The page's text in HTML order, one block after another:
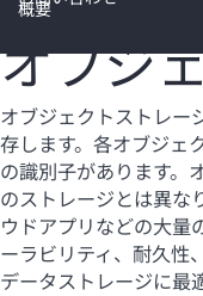
ス
キ
ッ
プ
す
る
カ
HPEストアで商
概要
オブジ
オブジェクトストレー
存します。各オブジェ
の識別子があります。
のストレージとは異な
ウドアプリなどの大量
ーラビリティ、耐久性
データストレージに最